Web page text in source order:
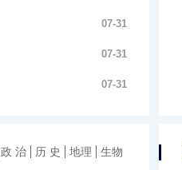
07-31
07-31
07-31
政 治 历 史 地理 生物